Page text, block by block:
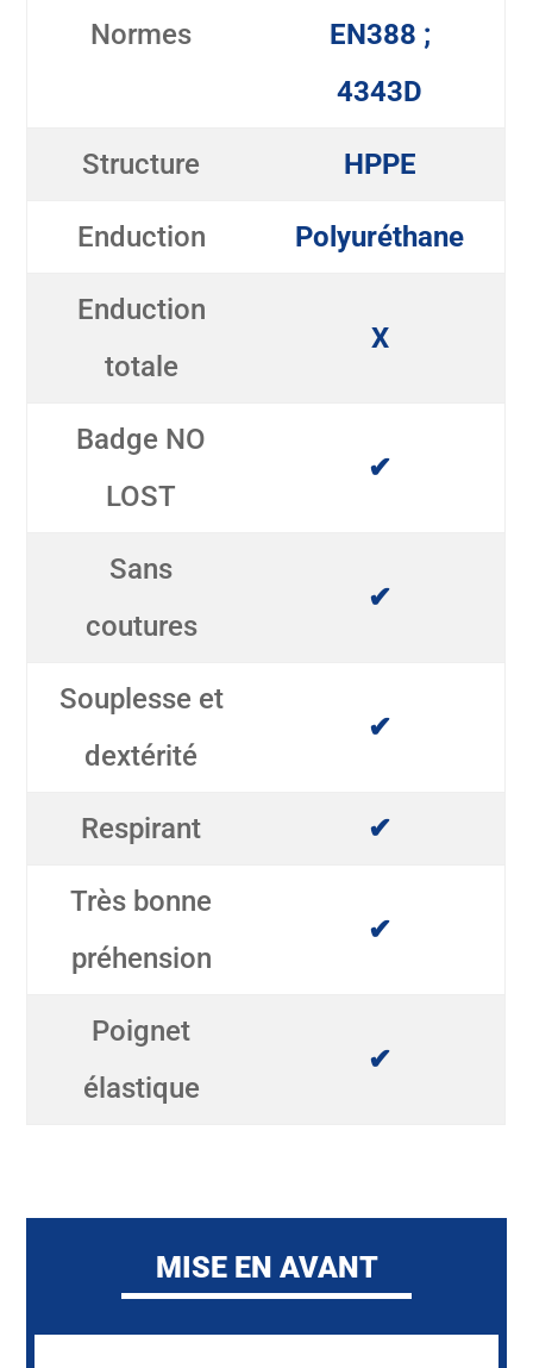
Normes
EN388 ;
4343D
Structure HPPE
Enduction Polyuréthane
Enduction
totale
X
Badge NO
LOST
✔
Sans
coutures
✔
Souplesse et
dextérité
✔
Respirant ✔
Très bonne
préhension
✔
Poignet
élastique
✔
MISE EN AVANT